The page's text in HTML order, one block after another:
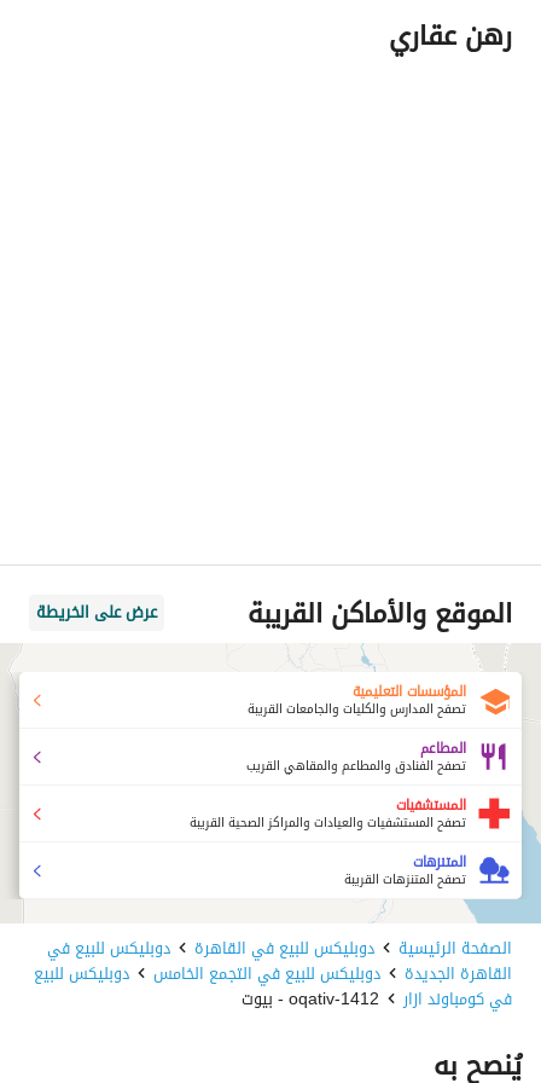
رهن عقاري
الموقع والأماكن القريبة عرض على الخريطة
المؤسسات التعليمية
تصفح المدارس والكليات والجامعات القريبة
المطاعم
تصفح الفنادق والمطاعم والمقاهي القريب
المستشفيات
تصفح المستشفيات والعيادات والمراكز الصحية القريبة
المتنزهات
تصفح المتنزهات القريبة
الصفحة الرئيسية دوبليكس للبيع في القاهرة دوبليكس للبيع في
القاهرة الجديدة دوبليكس للبيع في التجمع الخامس دوبليكس للبيع
في كومباوند ازار 1412-oqativ - بيوت
يُنصح به